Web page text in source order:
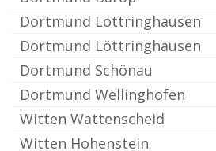
Dortmund Löttringhausen
Dortmund Löttringhausen
Dortmund Schönau
Dortmund Wellinghofen
Witten Wattenscheid
Witten Hohenstein